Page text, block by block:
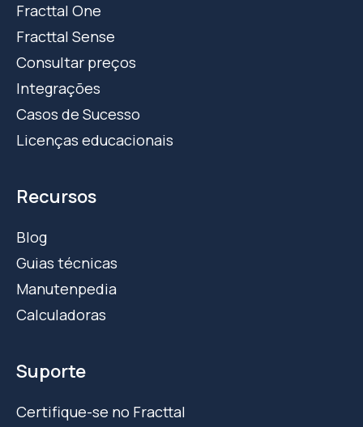
Fracttal One
Fracttal Sense
Consultar preços
Integrações
Casos de Sucesso
Licenças educacionais
Recursos
Blog
Guias técnicas
Manutenpedia
Calculadoras
Suporte
Certifique-se no Fracttal